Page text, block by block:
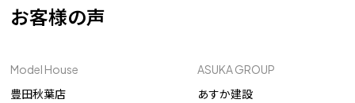
お客様の声
Model House
豊田秋葉店
ASUKA GROUP
あすか建設